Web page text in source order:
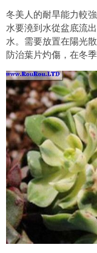
冬美人的耐旱能力較
水要澆到水從盆底流
水。需要放置在陽光
防治葉片灼傷，在冬